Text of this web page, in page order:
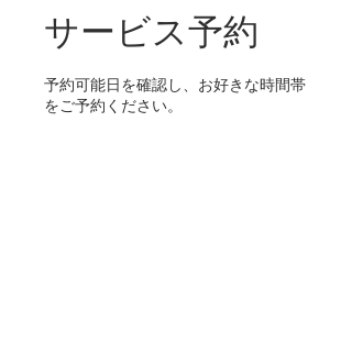
サービス予約
予約可能日を確認し、お好きな時間帯
をご予約ください。